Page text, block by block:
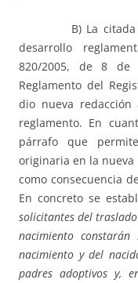
B) La citada
desarrollo
820/2005, de 8
Reglamento del
dio nueva
reglamento. En
párrafo que
originaria en la
como consecuencia
En concreto se
solicitantes del
nacimiento
nacimiento y del
padres adoptivos y,